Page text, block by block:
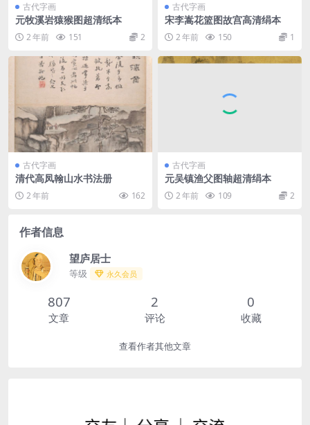
古代字画
元牧溪岩猿猴图超清纸本
2 年前 151 2
古代字画
宋李嵩花篮图故宫高清绢本
2 年前 150 1
古代字画
清代高凤翰山水书法册
2 年前 162
古代字画
元吴镇渔父图轴超清绢本
2 年前 109 2
作者信息
望庐居士
等级 永久会员
807
文章
2
评论
0
收藏
查看作者其他文章